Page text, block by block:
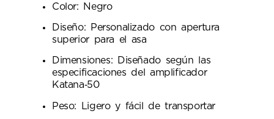
Color: Negro
Diseño: Personalizado con apertura
superior para el asa
Dimensiones: Diseñado según las
especificaciones del amplificador
Katana‑50
Peso: Ligero y fácil de transportar